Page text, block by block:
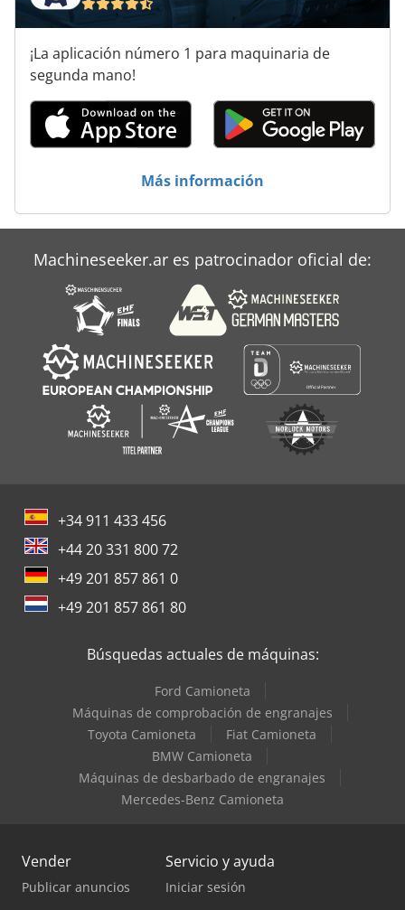
Máquina De Recolección
Máquinas Para
Sistema De Desbarbado
Sistema De Extracción De
Strautmann Ek 700
Vertedero De Residuos De Construcción
¡La aplicación número 1 para maquinaria de
segunda mano!
Más información
Machineseeker.ar es patrocinador oficial de:
+34 911 433 456
+44 20 331 800 72
+49 201 857 861 0
+49 201 857 861 80
Búsquedas actuales de máquinas:
Ford Camioneta
Máquinas de comprobación de engranajes
Toyota Camioneta
Fiat Camioneta
BMW Camioneta
Máquinas de desbarbado de engranajes
Mercedes-Benz Camioneta
Vender
Publicar anuncios
Servicio y ayuda
Iniciar sesión